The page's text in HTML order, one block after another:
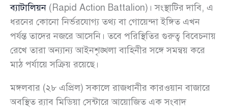
ব্যাটালিয়ন (Rapid Action Battalion)। সংস্থাটির দাবি, এ
ধরনের কোনো নির্ভরযোগ্য তথ্য বা গোয়েন্দা ইঙ্গিত এখন
পর্যন্ত তাদের নজরে আসেনি। তবে পরিস্থিতির গুরুত্ব বিবেচনায়
রেখে তারা অন্যান্য আইনশৃঙ্খলা বাহিনীর সঙ্গে সমন্বয় করে
মাঠ পর্যায়ে সক্রিয় রয়েছে।
মঙ্গলবার (২৮ এপ্রিল) সকালে রাজধানীর কারওয়ান বাজারে
অবস্থিত র‍্যাব মিডিয়া সেন্টারে আয়োজিত এক সংবাদ